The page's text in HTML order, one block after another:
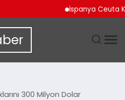
İspanya Ceuta
300 Milyon Dolar